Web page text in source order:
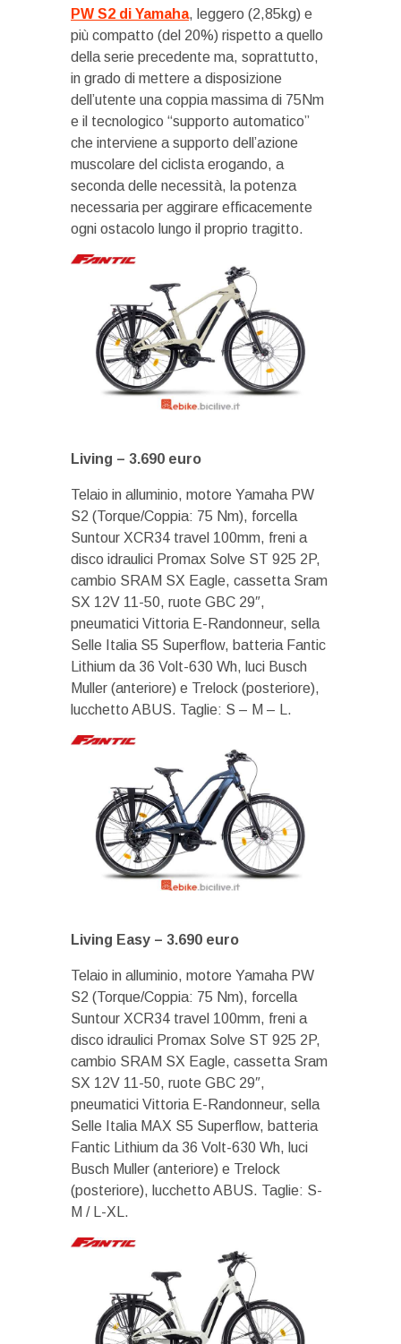
PW S2 di Yamaha, leggero (2,85kg) e
più compatto (del 20%) rispetto a quello
della serie precedente ma, soprattutto,
in grado di mettere a disposizione
dell’utente una coppia massima di 75Nm
e il tecnologico “supporto automatico”
che interviene a supporto dell’azione
muscolare del ciclista erogando, a
seconda delle necessità, la potenza
necessaria per aggirare efficacemente
ogni ostacolo lungo il proprio tragitto.
Living – 3.690 euro
Telaio in alluminio, motore Yamaha PW
S2 (Torque/Coppia: 75 Nm), forcella
Suntour XCR34 travel 100mm, freni a
disco idraulici Promax Solve ST 925 2P,
cambio SRAM SX Eagle, cassetta Sram
SX 12V 11-50, ruote GBC 29″,
pneumatici Vittoria E-Randonneur, sella
Selle Italia S5 Superflow, batteria Fantic
Lithium da 36 Volt-630 Wh, luci Busch
Muller (anteriore) e Trelock (posteriore),
lucchetto ABUS. Taglie: S – M – L.
Living Easy – 3.690 euro
Telaio in alluminio, motore Yamaha PW
S2 (Torque/Coppia: 75 Nm), forcella
Suntour XCR34 travel 100mm, freni a
disco idraulici Promax Solve ST 925 2P,
cambio SRAM SX Eagle, cassetta Sram
SX 12V 11-50, ruote GBC 29″,
pneumatici Vittoria E-Randonneur, sella
Selle Italia MAX S5 Superflow, batteria
Fantic Lithium da 36 Volt-630 Wh, luci
Busch Muller (anteriore) e Trelock
(posteriore), lucchetto ABUS. Taglie: S-
M / L-XL.